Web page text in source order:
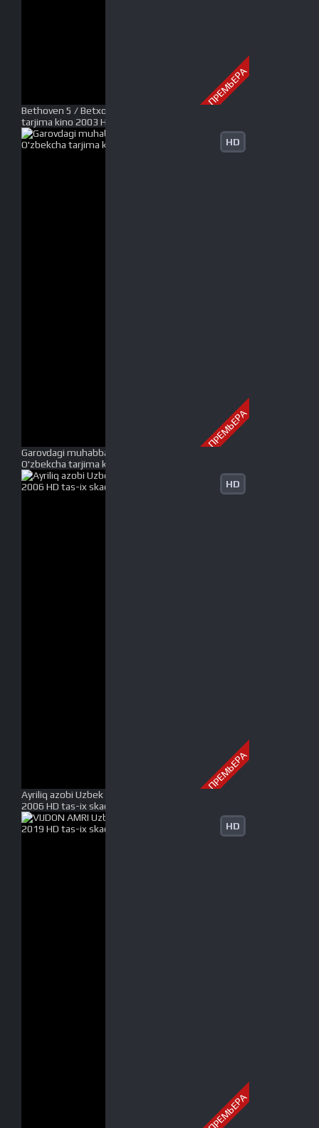
ПРЕМЬЕРА
Bethoven 5 / Betxoven 5 Uzbek tilida O'zbekcha
tarjima kino 2003 HD tas-ix skachat
HD
ПРЕМЬЕРА
Garovdagi muhabbat / muxabbat Uzbek tilida
O'zbekcha tarjima kino 2003 HD tas-ix skachat
HD
ПРЕМЬЕРА
Ayriliq azobi Uzbek tilida O'zbekcha tarjima kino
2006 HD tas-ix skachat
HD
ПРЕМЬЕРА